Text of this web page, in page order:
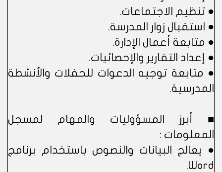
● تنظيم الاجتماعات.
● استقبال زوار المدرسة.
● متابعة أعمال الإدارة.
● إعداد التقارير والإحصائيات.
● متابعة توجيه الدعوات للحفلات والأنشطة
المدرسية.
■ أبرز المسؤوليات والمهام لمسجل
المعلومات :
● يعالج البيانات والنصوص باستخدام برنامج
Word.